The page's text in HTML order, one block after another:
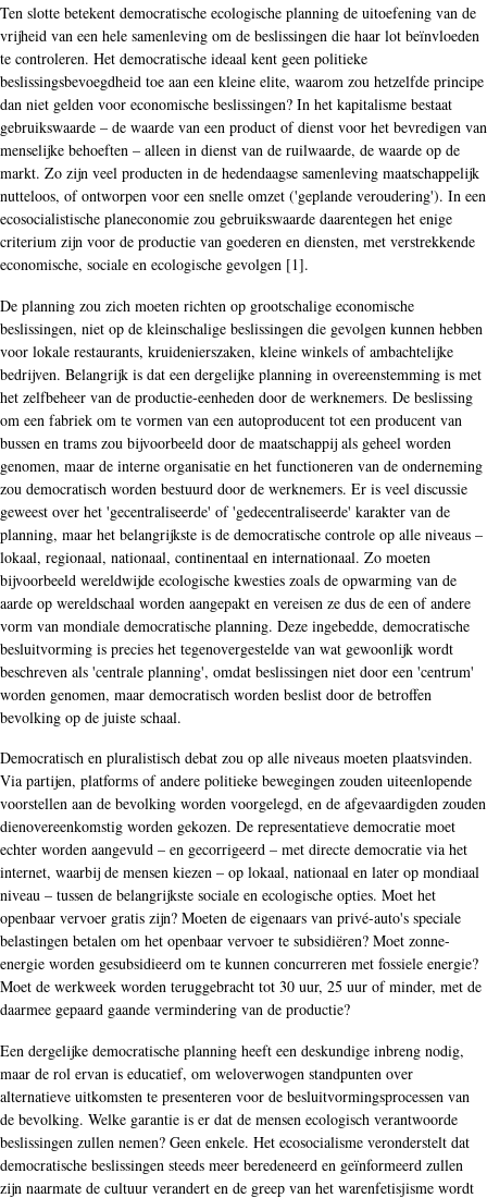
Ten slotte betekent democratische ecologische planning de uitoefening van de
vrijheid van een hele samenleving om de beslissingen die haar lot beïnvloeden
te controleren. Het democratische ideaal kent geen politieke
beslissingsbevoegdheid toe aan een kleine elite, waarom zou hetzelfde principe
dan niet gelden voor economische beslissingen? In het kapitalisme bestaat
gebruikswaarde – de waarde van een product of dienst voor het bevredigen van
menselijke behoeften – alleen in dienst van de ruilwaarde, de waarde op de
markt. Zo zijn veel producten in de hedendaagse samenleving maatschappelijk
nutteloos, of ontworpen voor een snelle omzet ('geplande veroudering'). In een
ecosocialistische planeconomie zou gebruikswaarde daarentegen het enige
criterium zijn voor de productie van goederen en diensten, met verstrekkende
economische, sociale en ecologische gevolgen [1].
De planning zou zich moeten richten op grootschalige economische
beslissingen, niet op de kleinschalige beslissingen die gevolgen kunnen hebben
voor lokale restaurants, kruidenierszaken, kleine winkels of ambachtelijke
bedrijven. Belangrijk is dat een dergelijke planning in overeenstemming is met
het zelfbeheer van de productie-eenheden door de werknemers. De beslissing
om een fabriek om te vormen van een autoproducent tot een producent van
bussen en trams zou bijvoorbeeld door de maatschappij als geheel worden
genomen, maar de interne organisatie en het functioneren van de onderneming
zou democratisch worden bestuurd door de werknemers. Er is veel discussie
geweest over het 'gecentraliseerde' of 'gedecentraliseerde' karakter van de
planning, maar het belangrijkste is de democratische controle op alle niveaus –
lokaal, regionaal, nationaal, continentaal en internationaal. Zo moeten
bijvoorbeeld wereldwijde ecologische kwesties zoals de opwarming van de
aarde op wereldschaal worden aangepakt en vereisen ze dus de een of andere
vorm van mondiale democratische planning. Deze ingebedde, democratische
besluitvorming is precies het tegenovergestelde van wat gewoonlijk wordt
beschreven als 'centrale planning', omdat beslissingen niet door een 'centrum'
worden genomen, maar democratisch worden beslist door de betroffen
bevolking op de juiste schaal.
Democratisch en pluralistisch debat zou op alle niveaus moeten plaatsvinden.
Via partijen, platforms of andere politieke bewegingen zouden uiteenlopende
voorstellen aan de bevolking worden voorgelegd, en de afgevaardigden zouden
dienovereenkomstig worden gekozen. De representatieve democratie moet
echter worden aangevuld – en gecorrigeerd – met directe democratie via het
internet, waarbij de mensen kiezen – op lokaal, nationaal en later op mondiaal
niveau – tussen de belangrijkste sociale en ecologische opties. Moet het
openbaar vervoer gratis zijn? Moeten de eigenaars van privé-auto's speciale
belastingen betalen om het openbaar vervoer te subsidiëren? Moet zonne-
energie worden gesubsidieerd om te kunnen concurreren met fossiele energie?
Moet de werkweek worden teruggebracht tot 30 uur, 25 uur of minder, met de
daarmee gepaard gaande vermindering van de productie?
Een dergelijke democratische planning heeft een deskundige inbreng nodig,
maar de rol ervan is educatief, om weloverwogen standpunten over
alternatieve uitkomsten te presenteren voor de besluitvormingsprocessen van
de bevolking. Welke garantie is er dat de mensen ecologisch verantwoorde
beslissingen zullen nemen? Geen enkele. Het ecosocialisme veronderstelt dat
democratische beslissingen steeds meer beredeneerd en geïnformeerd zullen
zijn naarmate de cultuur verandert en de greep van het warenfetisjisme wordt